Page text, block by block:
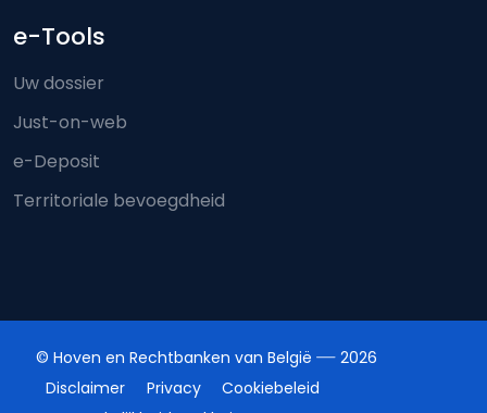
e-Tools
Uw dossier
Just-on-web
e-Deposit
Territoriale bevoegdheid
© Hoven en Rechtbanken van België
2026
Disclaimer
Privacy
Cookiebeleid